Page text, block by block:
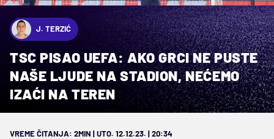
J. TERZIĆ
TSC PISAO UEFA: AKO GRCI NE PUSTE
NAŠE LJUDE NA STADION, NEĆEMO
IZAĆI NA TEREN
VREME ČITANJA: 2MIN | UTO. 12.12.23. | 20:34